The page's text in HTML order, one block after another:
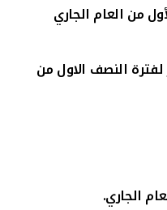
من العام الجاري
لفترة النصف الاول من
الجاري.